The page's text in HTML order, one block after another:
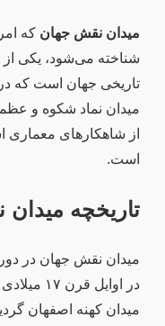
میدان نقش جهان که
شناخته می‌شود، یکی از
تاریخی جهان است که
میدان نماد شکوه و
از شاهکارهای معماری
است.
تاریخچه
میدان نقش جهان در
در اوایل
میدان کهنه اصفهان